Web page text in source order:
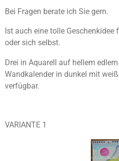
Bei Fragen berate ich Sie gern.
Ist auch eine tolle
oder sich selbst.
Drei in Aquarell auf hellem
Wandkalender in dunkel mit
verfügbar.
VARIANTE 1